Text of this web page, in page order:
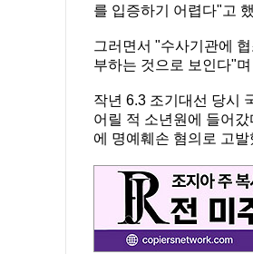
를 입증하기 어렵다"고
그러면서 "수사기관에
부하는 것으로 보인다"
작년 6.3 조기대선 당시
어릴 적 소년원에 들어
에 명예훼손 혐의로 고발